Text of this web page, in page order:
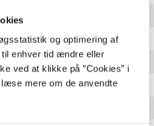
og optimering af
enhver tid ændre eller
ved at klikke på ”Cookies” i
mere om de anvendte